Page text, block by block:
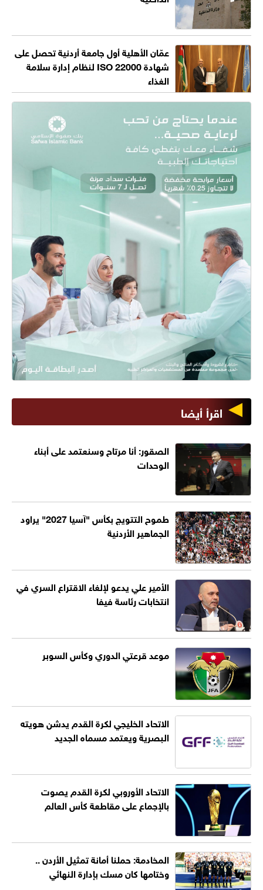
عمّان الأهلية أول جامعة أردنية تحصل على
شهادة ISO 22000 لنظام إدارة سلامة
الغذاء
اقرأ أيضا
الصقور: أنا مرتاح وسنعتمد على أبناء
الوحدات
طموح التتويج بكأس "آسيا 2027" يراود
الجماهير الأردنية
الأمير علي يدعو لإلغاء الاقتراع السري في
انتخابات رئاسة فيفا
موعد قرعتي الدوري وكأس السوبر
الاتحاد الخليجي لكرة القدم يدشن هويته
البصرية ويعتمد مسماه الجديد
الاتحاد الأوروبي لكرة القدم يصوت
بالإجماع على مقاطعة كأس العالم
المخادمة: حملنا أمانة تمثيل الأردن ..
وختامها كان مسك بإدارة النهائي